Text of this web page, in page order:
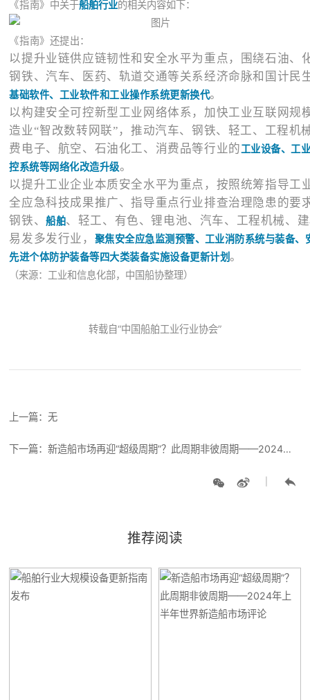
《指南》 中关于船舶行业的相关内容如下：
《指南》还提出：
以提升业链供应链韧性和安全水平为重点，围绕石油、
钢铁、汽车、医药、轨道交通等关系经济命脉和国计民
基础软件、工业软件和工业操作系统更新换代。
以构建安全可控新型工业网络体系，加快工业互联网规
造业“智改数转网联”，推动汽车、钢铁、轻工、工程机
费电子、航空、石油化工、消费品等行业的工业设备、工
控系统等网络化改造升级。
以提升工业企业本质安全水平为重点，按照统筹指导工
全应急科技成果推广、指导重点行业排查治理隐患的要
钢铁、船舶、轻工、有色、锂电池、汽车、工程机械、
易发多发行业， 聚焦安全应急监测预警、工业消防系统与装备、
先进个体防护装备等四大类装备实施设备更新计划。
（来源：工业和信息化部，中国船协整理）
转载自“中国船舶工业行业协会”
上一篇：无
下一篇：新造船市场再迎“超级周期”？此周期非彼周期——2024年上半年世界新造船市场评论
推荐阅读